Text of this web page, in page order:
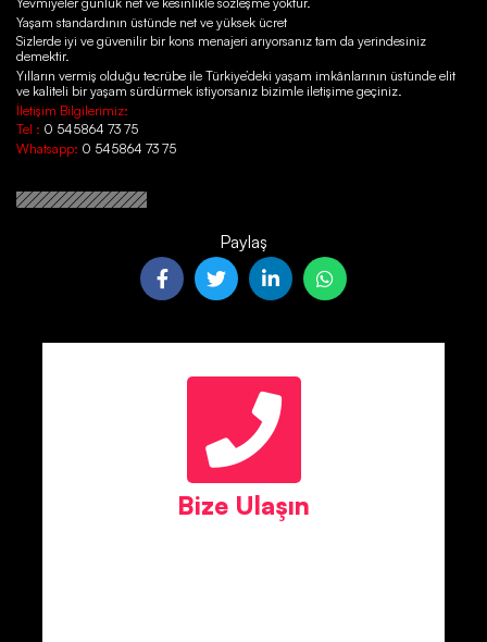
Yaşam standardının üstünde net ve yüksek ücret
Sizlerde iyi ve güvenilir bir kons menajeri arıyorsanız tam da yerindesiniz
demektir.
Yılların vermiş olduğu tecrübe ile Türkiye’deki yaşam imkânlarının üstünde elit
ve kaliteli bir yaşam sürdürmek istiyorsanız bizimle iletişime geçiniz.
İletişim Bilgilerimiz:
Tel : 0 545864 73 75
Whatsapp: 0 545864 73 75
Paylaş
Bize Ulaşın